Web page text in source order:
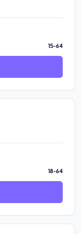
15-64
18-64